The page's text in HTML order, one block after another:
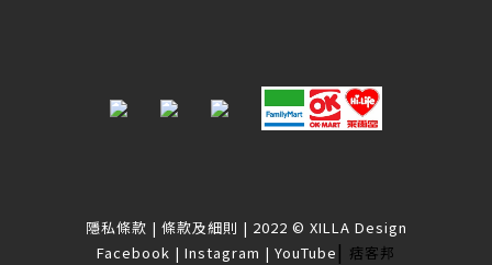
隱私條款 | 條款及細則 | 2022 © XILLA Design
Facebook | Instagram | YouTube | 痞客邦